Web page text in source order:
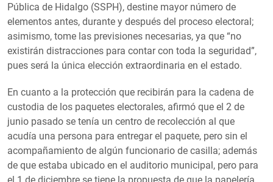
Pública de Hidalgo (SSPH), destine mayor número de
elementos antes, durante y después del proceso electoral;
asimismo, tome las previsiones necesarias, ya que “no
existirán distracciones para contar con toda la seguridad”,
pues será la única elección extraordinaria en el estado.
En cuanto a la protección que recibirán para la cadena de
custodia de los paquetes electorales, afirmó que el 2 de
junio pasado se tenía un centro de recolección al que
acudía una persona para entregar el paquete, pero sin el
acompañamiento de algún funcionario de casilla; además
de que estaba ubicado en el auditorio municipal, pero para